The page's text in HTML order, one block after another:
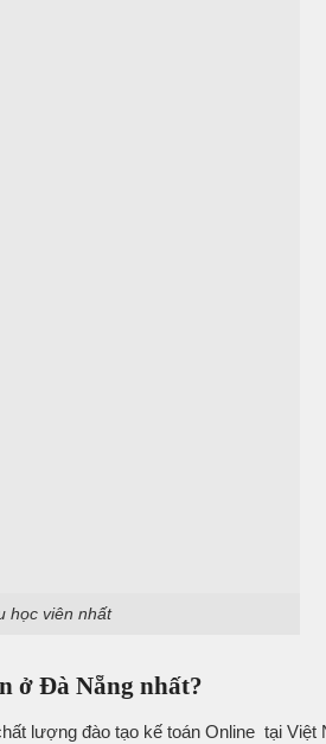
học viên nhất
ở Đà Nẵng nhất?
lượng đào tạo kế toán Online tại Việt